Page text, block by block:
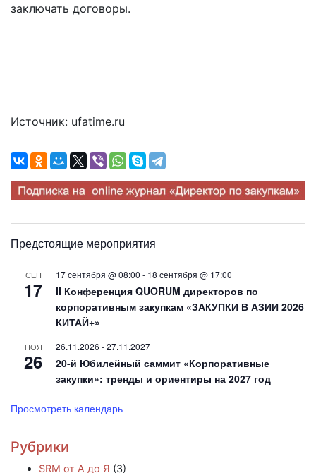
заключать договоры.
Источник: ufatime.ru
Предстоящие мероприятия
СЕН
17
17 сентября @ 08:00 - 18 сентября @ 17:00
II Конференция QUORUM директоров по
корпоративным закупкам «ЗАКУПКИ В АЗИИ 2026
КИТАЙ+»
НОЯ
26
26.11.2026 -27.11.2027
20-й Юбилейный саммит «Корпоративные
закупки»: тренды и ориентиры на 2027 год
Просмотреть календарь
Рубрики
SRM от А до Я (3)